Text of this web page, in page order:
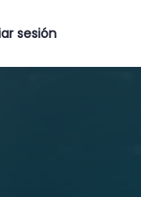
sesión